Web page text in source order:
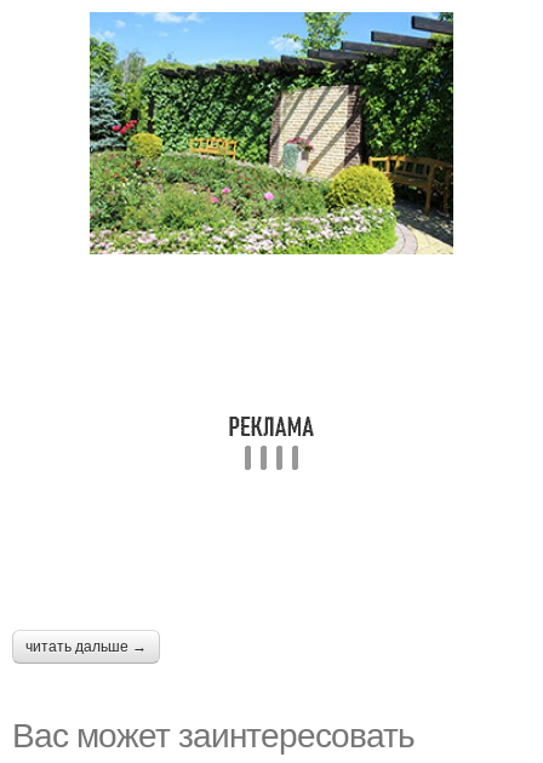
читать дальше →
Вас может заинтересовать